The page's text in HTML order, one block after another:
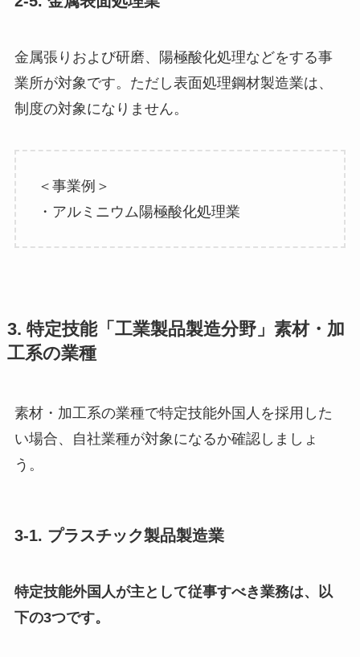
金属張りおよび研磨、陽極酸化処理などをする事
業所が対象です。ただし表面処理鋼材製造業は、
制度の対象になりません。
＜事業例＞
・アルミニウム陽極酸化処理業
3. 特定技能「工業製品製造分野」素材・加
工系の業種
素材・加工系の業種で特定技能外国人を採用した
い場合、自社業種が対象になるか確認しましょ
う。
3-1. プラスチック製品製造業
特定技能外国人が主として従事すべき業務は、以
下の3つです。